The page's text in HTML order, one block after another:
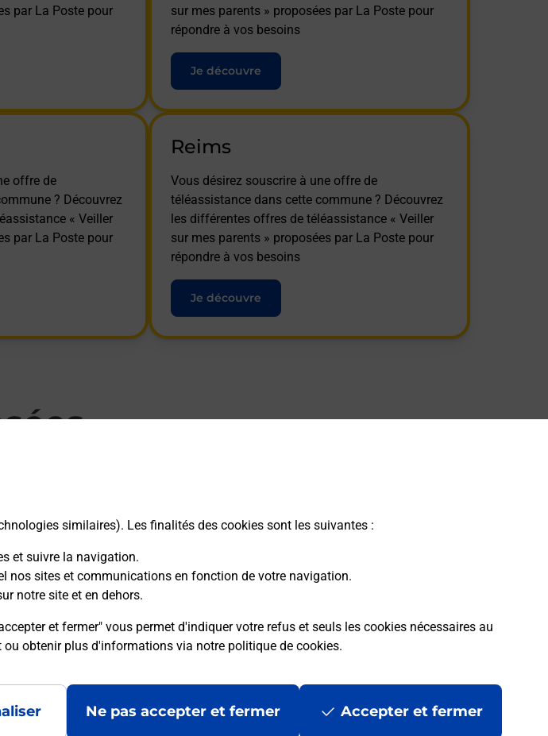
similaires). Les finalités des cookies sont les suivantes :
et suivre la navigation.
nos sites et communications en fonction de votre navigation.
notre site et en dehors.
et fermer" vous permet d'indiquer votre refus et seuls les cookies nécessaires au
obtenir plus d'informations via notre politique de cookies.
Ne pas accepter et fermer Accepter et fermer
par La Poste pour
sur mes parents » proposées par La Poste pour
répondre à vos besoins
Je découvre
offre de
? Découvrez
« Veiller
par La Poste pour
Reims
Vous désirez souscrire à une offre de
téléassistance dans cette commune ? Découvrez
les différentes offres de téléassistance « Veiller
sur mes parents » proposées par La Poste pour
répondre à vos besoins
Je découvre
?